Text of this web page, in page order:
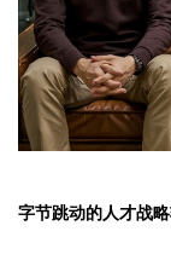
字节跳动的人才战